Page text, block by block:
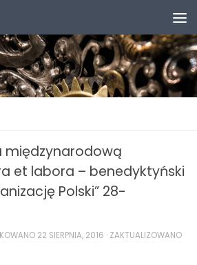
międzynarodową
et labora – benedyktyński
Polski” 28-
22 SIERPNIA, 2016 · ZAKTUALIZOWANO